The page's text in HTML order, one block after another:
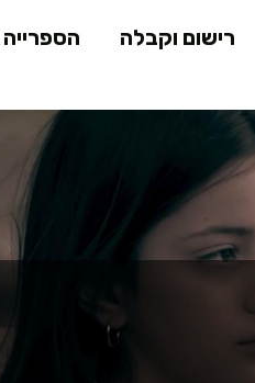
רישום וקבלה
הספרייה